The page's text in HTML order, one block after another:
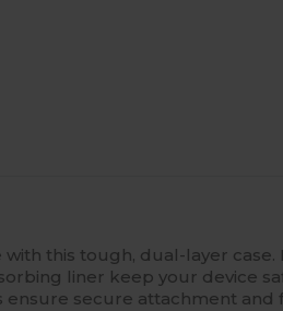
this tough, dual-layer case.
liner keep your device
ensure secure attachment and